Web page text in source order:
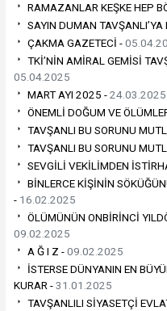
RAMAZANLAR KEŞKE HEP
SAYIN DUMAN
ÇAKMA GAZETECİ -
TKİ’NİN AMİRAL GEMİSİ
05.04.2025
MART AYI 2025 -24.03.2025
ÖNEMLİ DOĞUM VE
TAVŞANLI BU SORUNU
TAVŞANLI BU SORUNU
SEVGİLİ VEKİLİMDEN
BİNLERCE KİŞİNİN
- 16.02.2025
ÖLÜMÜNÜN ONBİRİNCİ
09.02.2025
A Ğ I Z -09.02.2025
İSTERSE DÜNYANIN EN
KURAR -31.01.2025
TAVŞANLILI SİYASETÇİ